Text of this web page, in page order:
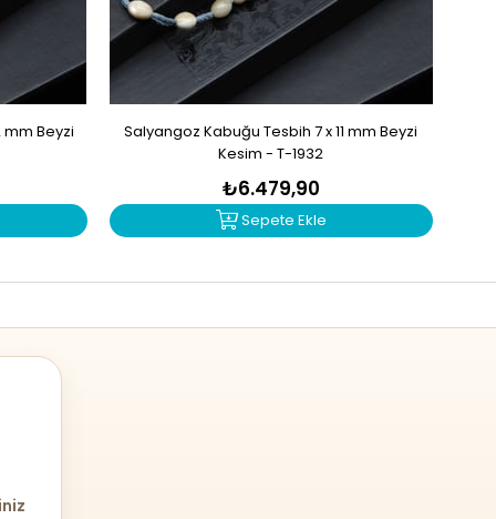
mm Beyzi
Salyangoz Kabuğu Tesbih 7 x 11 mm Beyzi
Kesim - T-1932
₺6.479,90
Sepete Ekle